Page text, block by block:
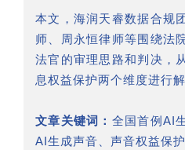
本文，海润天睿数据合规
师、周永恒律师等围绕法
法官的审理思路和判决，
息权益保护两个维度进行解
文章关键词： 全国首例AI
AI生成声音、声音权益保